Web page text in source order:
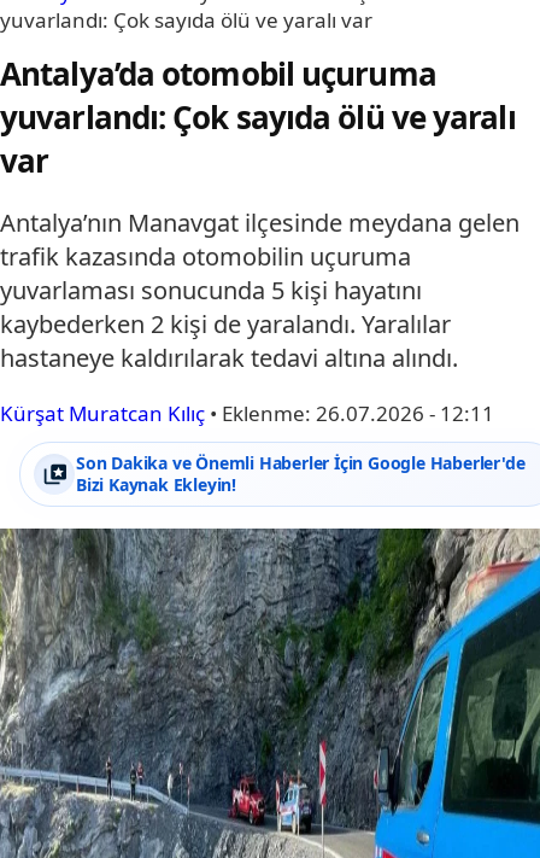
yuvarlandı: Çok sayıda ölü ve yaralı var
Antalya’da otomobil uçuruma
yuvarlandı: Çok sayıda ölü ve yaralı
var
Antalya’nın Manavgat ilçesinde meydana gelen
trafik kazasında otomobilin uçuruma
yuvarlaması sonucunda 5 kişi hayatını
kaybederken 2 kişi de yaralandı. Yaralılar
hastaneye kaldırılarak tedavi altına alındı.
Kürşat Muratcan Kılıç • Eklenme: 26.07.2026 - 12:11
Son Dakika ve Önemli Haberler İçin Google Haberler'de
Bizi Kaynak Ekleyin!